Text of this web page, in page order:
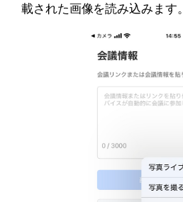
載された画像を読み込みます。